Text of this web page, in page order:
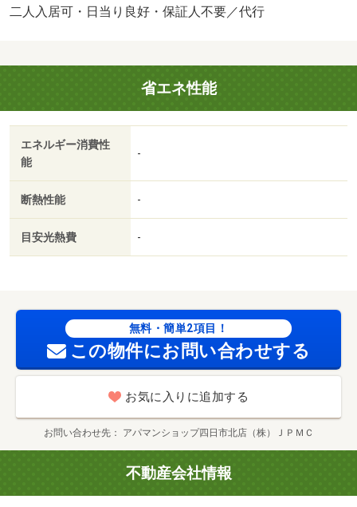
生入居の場合は初回保証料なし）。入居月より費用発生し
ンテック共済会／バストイレ別／バルコニー／エアコン／
クロゼット／フローリング／ＴＶインターホン／室内洗濯
置／陽当り良好／シューズボックス／追焚機能浴室／温水
洗浄便座／洗面所独立／駐輪場／ＣＡＴＶ／即入居可／礼
金不要／敷金不要／照明付／保証人不要／二人入居相談／
全居室フローリング／２沿線利用可／２駅利用可／平面駐
証会社利用可／ＩＴ重説 対応物件／ローソン（コンビ
ニ）まで３７５ｍ／セブンイレブン（コンビニ）まで４２
４ｍ／ウエルシア薬局 四日市ときわ店（スーパー）まで
パー）まで８７９ｍ/賃貸戸数:10戸
二人入居可・日当り良好・保証人不要／代行
省エネ性能
エネルギー消費性
能
-
断熱性能 -
目安光熱費 -
無料・簡単2項目！
この物件にお問い合わせする
お気に入りに追加する
お問い合わせ先 アパマンショップ四日市北店（株）ＪＰＭＣ
不動産会社情報